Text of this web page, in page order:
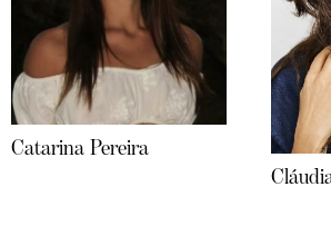
Catarina Pereira